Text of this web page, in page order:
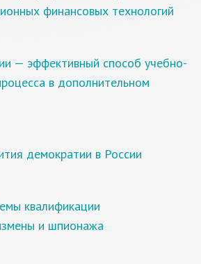
финансовых технологий
— эффективный способ учебно-
в дополнительном
демократии в России
квалификации
и шпионажа